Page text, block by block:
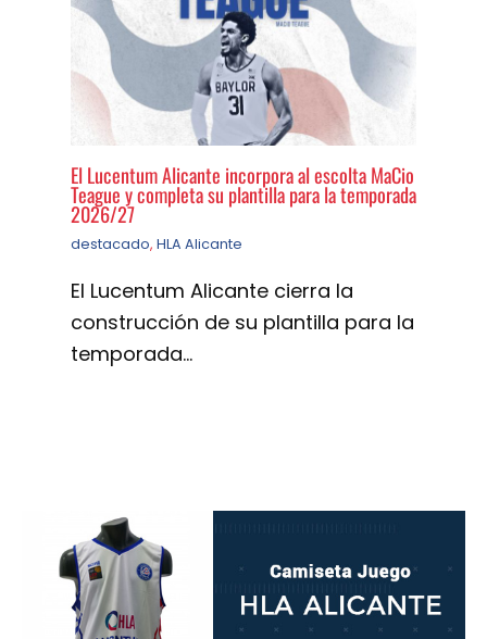
El Lucentum Alicante incorpora al escolta MaCio
Teague y completa su plantilla para la temporada
2026/27
destacado, HLA Alicante
El Lucentum Alicante cierra la
construcción de su plantilla para la
temporada…